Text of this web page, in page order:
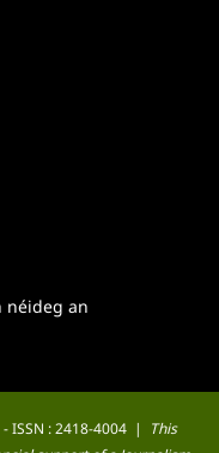
néideg an
ISSN : 2418-4004 |
This